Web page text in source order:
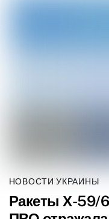
НОВОСТИ УКРАИНЫ
Ракеты Х-59/